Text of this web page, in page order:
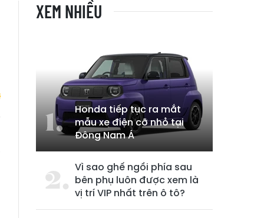
XEM NHIỀU
Honda tiếp tục ra mắt
mẫu xe điện cỡ nhỏ tại
Đông Nam Á
Vì sao ghế ngồi phía sau
bên phụ luôn được xem là
vị trí VIP nhất trên ô tô?